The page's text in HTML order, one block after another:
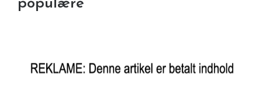
populære